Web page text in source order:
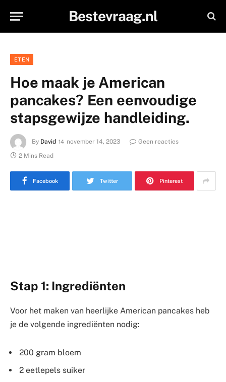
Bestevraag.nl
ETEN
Hoe maak je American
pancakes? Een eenvoudige
stapsgewijze handleiding.
By David november 14, 2023
Geen reacties
2 Mins Read
Facebook Twitter Pinterest
Stap 1: Ingrediënten
Voor het maken van heerlijke American pancakes heb
je de volgende ingrediënten nodig:
200 gram bloem
2 eetlepels suiker